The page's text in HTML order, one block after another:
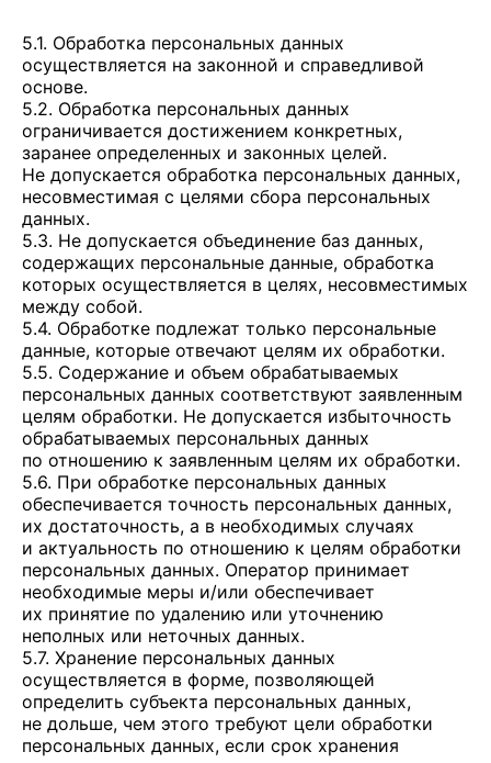
5.1. Обработка персональных данных
осуществляется на законной и справедливой
основе.
5.2. Обработка персональных данных
ограничивается достижением конкретных,
заранее определенных и законных целей.
Не допускается обработка персональных данных,
несовместимая с целями сбора персональных
данных.
5.3. Не допускается объединение баз данных,
содержащих персональные данные, обработка
которых осуществляется в целях, несовместимых
между собой.
5.4. Обработке подлежат только персональные
данные, которые отвечают целям их обработки.
5.5. Содержание и объем обрабатываемых
персональных данных соответствуют заявленным
целям обработки. Не допускается избыточность
обрабатываемых персональных данных
по отношению к заявленным целям их обработки.
5.6. При обработке персональных данных
обеспечивается точность персональных данных,
их достаточность, а в необходимых случаях
и актуальность по отношению к целям обработки
персональных данных. Оператор принимает
необходимые меры и/или обеспечивает
их принятие по удалению или уточнению
неполных или неточных данных.
5.7. Хранение персональных данных
осуществляется в форме, позволяющей
определить субъекта персональных данных,
не дольше, чем этого требуют цели обработки
персональных данных, если срок хранения